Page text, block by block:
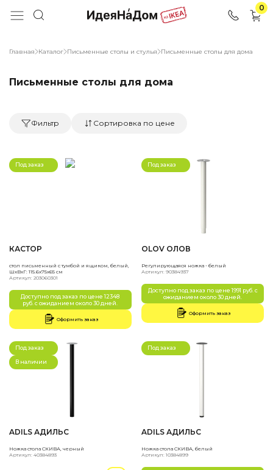
0
Главная Каталог Письменные столы и стулья Письменные столы для дома
Письменные столы для дома
Фильтр Сортировка по цене
Под заказ
КАСТОР
стол письменный с тумбой и ящиком, белый,
ШхВхГ: 115.6х75х65 см
Артикул: 203060301
Доступно под заказ по цене 12348
руб. с ожиданием около 30 дней.
Оформить заказ
Под заказ
OLOV ОЛОВ
Регулирующаяся ножка - белый
Артикул: 90384937
Доступно под заказ по цене 1991 руб. с
ожиданием около 30 дней.
Оформить заказ
Под заказ
В наличии
ADILS АДИЛЬС
Ножка стола СКИВА, черный
Артикул: 40384893
Под заказ
ADILS АДИЛЬС
Ножка стола СКИВА, белый
Артикул: 10384899